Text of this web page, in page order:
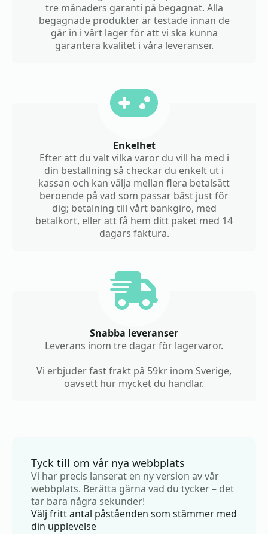
tre månaders garanti på begagnat. Alla
begagnade produkter är testade innan de
går in i vårt lager för att vi ska kunna
garantera kvalitet i våra leveranser.
Enkelhet
Efter att du valt vilka varor du vill ha med i
din beställning så checkar du enkelt ut i
kassan och kan välja mellan flera betalsätt
beroende på vad som passar bäst just för
dig; betalning till vårt bankgiro, med
betalkort, eller att få hem ditt paket med 14
dagars faktura.
Snabba leveranser
Leverans inom tre dagar för lagervaror.
Vi erbjuder fast frakt på 59kr inom Sverige,
oavsett hur mycket du handlar.
Tyck till om vår nya webbplats
Vi har precis lanserat en ny version av vår
webbplats. Berätta gärna vad du tycker – det
tar bara några sekunder!
Välj fritt antal påståenden som stämmer med
din upplevelse